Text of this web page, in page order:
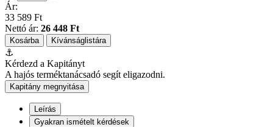
Ár:
33 589 Ft
Nettó ár: 26 448 Ft
Kosárba Kívánságlistára
⚓
Kérdezd a Kapitányt
A hajós terméktanácsadó segít eligazodni.
Kapitány megnyitása
Leírás
Gyakran ismételt kérdések